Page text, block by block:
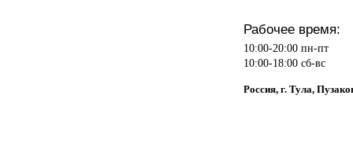
Рабочее время:
10:00-20:00 пн-пт
10:00-18:00 сб-вс
Россия, г. Тула,